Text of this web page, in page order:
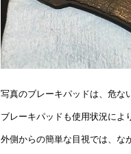
写真のブレーキパッドは、危な
ブレーキパッドも使用状況によ
外側からの簡単な目視では、な